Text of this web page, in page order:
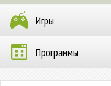
Игры
Программы